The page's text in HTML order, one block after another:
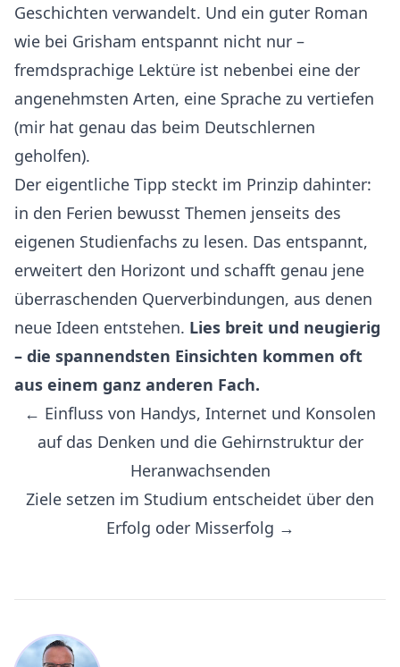
Geschichten verwandelt. Und ein guter Roman
wie bei Grisham entspannt nicht nur –
fremdsprachige Lektüre ist nebenbei eine der
angenehmsten Arten, eine Sprache zu vertiefen
(mir hat genau das beim Deutschlernen
geholfen).
Der eigentliche Tipp steckt im Prinzip dahinter:
in den Ferien bewusst Themen jenseits des
eigenen Studienfachs zu lesen. Das entspannt,
erweitert den Horizont und schafft genau jene
überraschenden Querverbindungen, aus denen
neue Ideen entstehen. Lies breit und neugierig
– die spannendsten Einsichten kommen oft
aus einem ganz anderen Fach.
← Einfluss von Handys, Internet und Konsolen
auf das Denken und die Gehirnstruktur der
Heranwachsenden
Ziele setzen im Studium entscheidet über den
Erfolg oder Misserfolg →